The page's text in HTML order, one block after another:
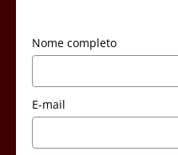
Nome completo
E-mail